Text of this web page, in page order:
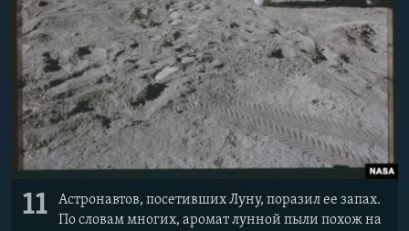
11
Астронавтов, посетивших Луну, поразил ее запах.
По словам многих, аромат лунной пыли похож на